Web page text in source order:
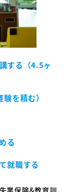
する（4.5ヶ
を積む）
る
就職する